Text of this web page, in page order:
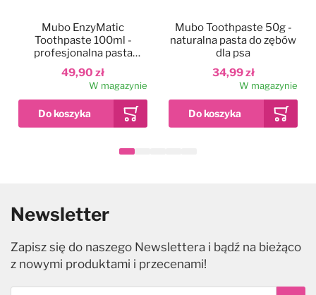
49,90 zł
Mubo EnzyMatic
Toothpaste 100ml -
profesjonalna pasta
enzymatyczna dla psa i
kota, z czyścikiem
W magazynie
34,99 zł
Mubo Toothpaste 50g -
naturalna pasta do zębów
dla psa
W magazynie
Newsletter
Zapisz się do naszego Newslettera i bądź na bieżąco
z nowymi produktami i przecenami!